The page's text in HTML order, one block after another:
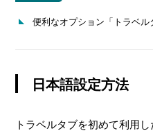
便利なオプション「トラベル
日本語設定方法
トラベルタブを初めて利用